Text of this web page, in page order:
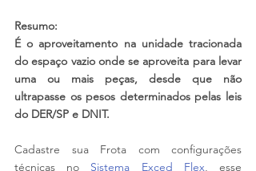
Resumo:
É o aproveitamento na unidade tracionada
do espaço vazio onde se aproveita para levar
uma ou mais peças, desde que não
ultrapasse os pesos determinados pelas leis
do DER/SP e DNIT.
Cadastre sua Frota com configurações
técnicas no Sistema Exced Flex, esse